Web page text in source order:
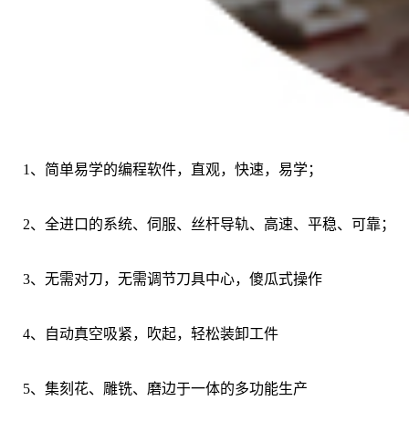
1、 简单易学的编程软件，直观，快速，易学；
2、全进口的系统、伺服、丝杆导轨、高速、平稳、可靠；
3、无需对刀，无需调节刀具中心，傻瓜式操作
4、 自动真空吸紧，吹起，轻松装卸工件
5、集刻花、雕铣、磨边于一体的多功能生产